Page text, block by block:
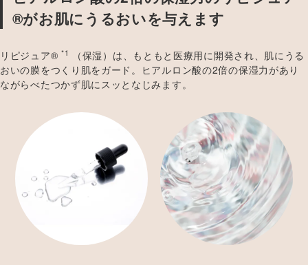
®がお肌にうるおいを与えます
リピジュア® *1
（保湿）は、もともと医療用に開発され、肌にうる
おいの膜をつくり肌をガード。ヒアルロン酸の2倍の保湿力があり
ながらべたつかず肌にスッとなじみます。